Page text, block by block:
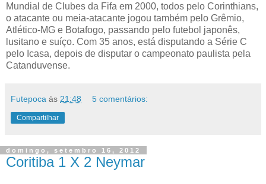
Mundial de Clubes da Fifa em 2000, todos pelo Corinthians,
o atacante ou meia-atacante jogou também pelo Grêmio,
Atlético-MG e Botafogo, passando pelo futebol japonês,
lusitano e suíço. Com 35 anos, está disputando a Série C
pelo Icasa, depois de disputar o campeonato paulista pela
Catanduvense.
Futepoca às 21:48 5 comentários:
Compartilhar
domingo, setembro 16, 2012
Coritiba 1 X 2 Neymar